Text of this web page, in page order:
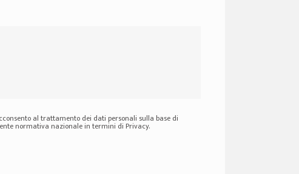
al trattamento dei dati personali sulla base di
normativa nazionale in termini di Privacy.